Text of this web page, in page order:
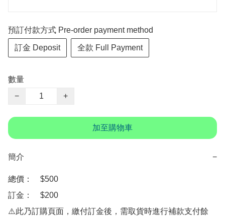
預訂付款方式 Pre-order payment method
訂金 Deposit 全款 Full Payment
數量
−
+
加至購物車
簡介 −
總價：　$500
訂金：　$200
⚠️此乃訂購頁面，繳付訂金後，需取貨時進行補款支付餘